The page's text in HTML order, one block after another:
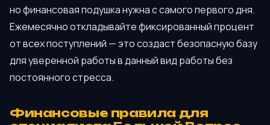
но финансовая подушка нужна с самого первого дня.
Ежемесячно откладывайте фиксированный процент
от всех поступлений — это создаст безопасную базу
для уверенной работы в данный вид работы без
постоянного стресса.
Финансовые правила для